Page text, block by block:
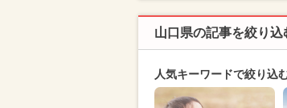
山口県の記事を絞り込
人気キーワードで絞り込